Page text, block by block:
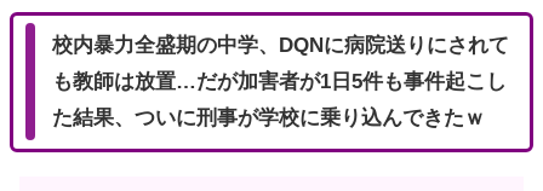
校内暴力全盛期の中学、DQNに病院送りにされて
も教師は放置…だが加害者が1日5件も事件起こし
た結果、ついに刑事が学校に乗り込んできたｗ